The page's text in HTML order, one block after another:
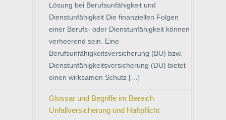
Lösung bei Berufsunfähigkeit und
Dienstunfähigkeit Die finanziellen Folgen
einer Berufs- oder Dienstunfähigkeit können
verheerend sein. Eine
Berufsunfähigkeitsversicherung (BU) bzw.
Dienstunfähigkeitsversicherung (DU) bietet
einen wirksamen Schutz […]
Glossar und Begriffe im Bereich
Unfallversicherung und Haftpflicht